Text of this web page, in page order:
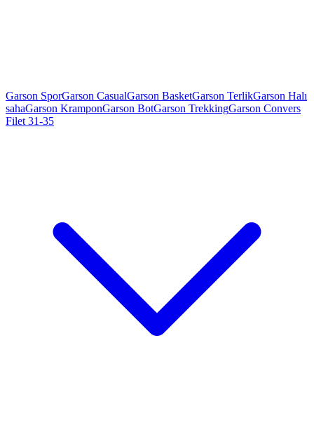
Garson SporGarson CasualGarson BasketGarson TerlikGarson Halı
sahaGarson KramponGarson BotGarson TrekkingGarson Convers
Filet 31-35